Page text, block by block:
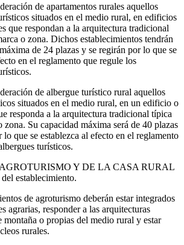
de apartamentos rurales aquellos
situados en el medio rural, en edificios
que respondan a la arquitectura tradicional
o zona. Dichos establecimientos tendrán
de 24 plazas y se regirán por lo que se
en el reglamento que regule los
de albergue turístico rural aquellos
situados en el medio rural, en un edificio o
responda a la arquitectura tradicional típica
zona. Su capacidad máxima será de 40 plazas
lo que se establezca al efecto en el reglamento
turísticos.
Y DE LA CASA RURAL
establecimiento.
de agroturismo deberán estar integrados
agrarias, responder a las arquitecturas
montaña o propias del medio rural y estar
rurales.